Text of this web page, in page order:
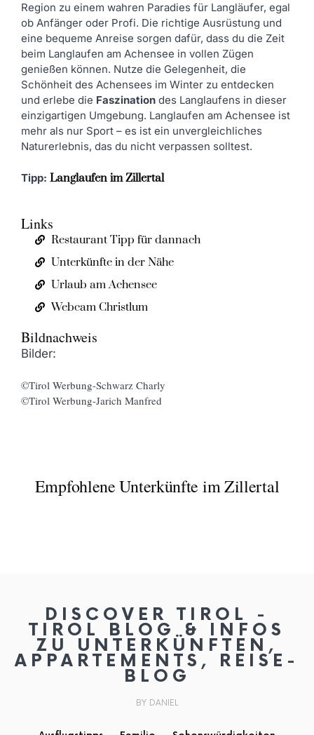
Region zu einem wahren Paradies für Langläufer, egal
ob Anfänger oder Profi. Die richtige Ausrüstung und
eine bequeme Anreise sorgen dafür, dass du die Zeit
beim Langlaufen am Achensee in vollen Zügen
genießen können. Nutze die Gelegenheit, die
Schönheit des Achensees im Winter zu entdecken
und erlebe die Faszination des Langlaufens in dieser
einzigartigen Umgebung. Langlaufen am Achensee ist
mehr als nur Sport – es ist ein unvergleichliches
Naturerlebnis, das du nicht verpassen solltest.
Tipp: Langlaufen im Zillertal
Links
Restaurant Tipp für dannach
Unterkünfte in der Nähe
Urlaub am Achensee
Webcam Christlum
Bildnachweis
Bilder:
©Tirol Werbung-Schwarz Charly
©Tirol Werbung-Jarich Manfred
Empfohlene Unterkünfte im Zillertal
DISCOVER TIROL -
TIROL BLOG & INFOS
ZU UNTERKÜNFTEN,
APPARTEMENTS, REISE-
BLOG
BY DANIEL